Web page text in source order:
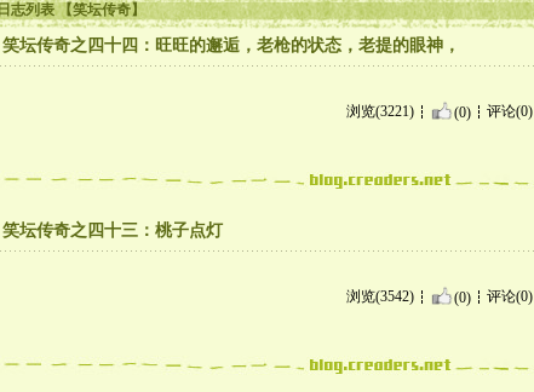
志列表 【笑坛传奇】
笑坛传奇之四十四：旺旺的邂逅，老枪的状态，老提的眼神，
浏览(3221) (0) 评论(0)
笑坛传奇之四十三：桃子点灯
浏览(3542) (0) 评论(0)